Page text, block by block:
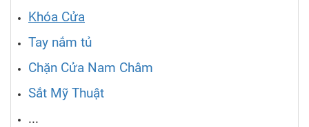
Khóa Cửa
Tay nắm tủ
Chặn Cửa Nam Châm
Sắt Mỹ Thuật
...